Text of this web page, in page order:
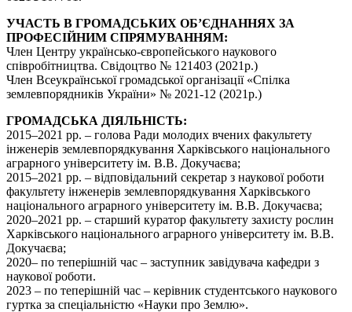
УЧАСТЬ В ГРОМАДСЬКИХ ОБ’ЄДНАННЯХ ЗА
ПРОФЕСІЙНИМ СПРЯМУВАННЯМ:
Член Центру українсько-європейського наукового
співробітництва. Свідоцтво № 121403 (2021р.)
Член Всеукраїнської громадської організації «Спілка
землевпорядників України» № 2021-12 (2021р.)
ГРОМАДСЬКА ДІЯЛЬНІСТЬ:
2015–2021 рр. – голова Ради молодих вчених факультету
інженерів землевпорядкування Харківського національного
аграрного університету ім. В.В. Докучаєва;
2015–2021 рр. – відповідальний секретар з наукової роботи
факультету інженерів землевпорядкування Харківського
національного аграрного університету ім. В.В. Докучаєва;
2020–2021 рр. – старший куратор факультету захисту рослин
Харківського національного аграрного університету ім. В.В.
Докучаєва;
2020– по теперішній час – заступник завідувача кафедри з
наукової роботи.
2023 – по теперішній час – керівник студентського наукового
гуртка за спеціальністю «Науки про Землю».